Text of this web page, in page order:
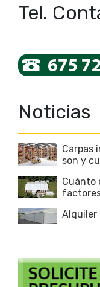
Tel.
Noticias
Carpas
son y
Cuánto
Alquiler